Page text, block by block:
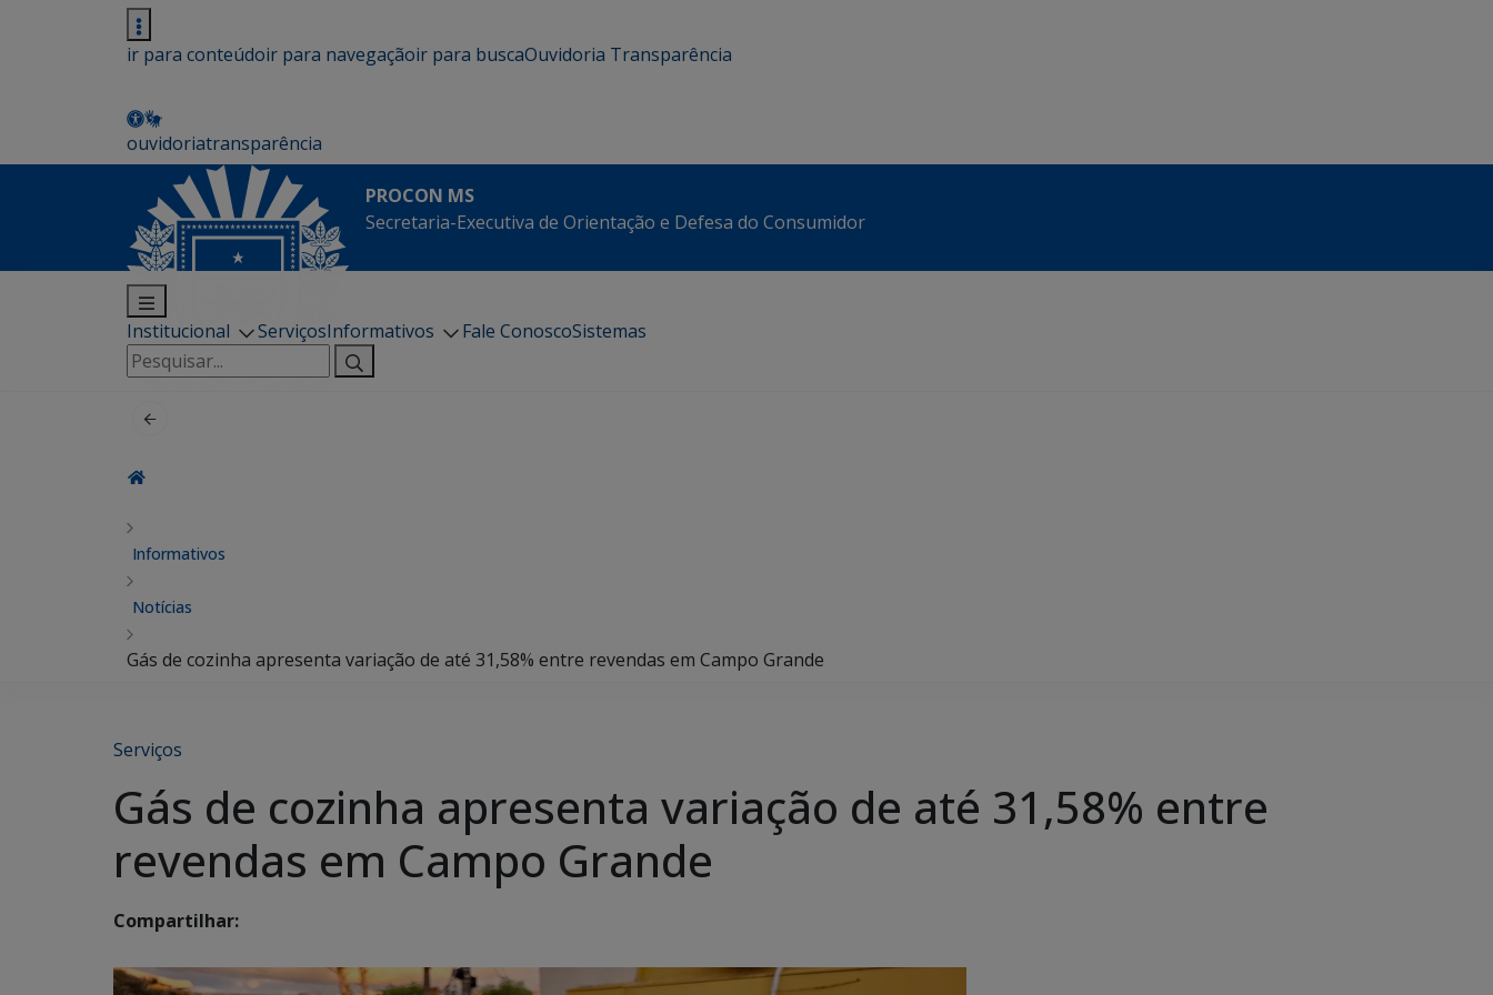
ir para conteúdoir para navegaçãoir para buscaOuvidoria Transparência
ouvidoriatransparência
PROCON MS
Secretaria-Executiva de Orientação e Defesa do Consumidor
Institucional ServiçosInformativos Fale ConoscoSistemas
Pesquisar
por:
Informativos
Notícias
Gás de cozinha apresenta variação de até 31,58% entre revendas em Campo Grande
Serviços
Gás de cozinha apresenta variação de até 31,58% entre
revendas em Campo Grande
Compartilhar: